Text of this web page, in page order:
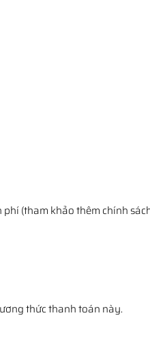
(tham khảo thêm chính
thức thanh toán này.